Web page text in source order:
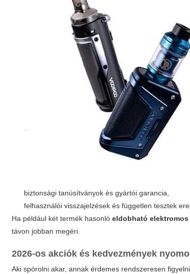
biztonsági tanúsítványok és gyártói garancia,
felhasználói visszajelzések és független tesztek
Ha például két termék hasonlóeldobható
távon jobban megéri.
2026-os akciók és kedvezmények
Aki spórolni akar, annak érdemes rendszeresen